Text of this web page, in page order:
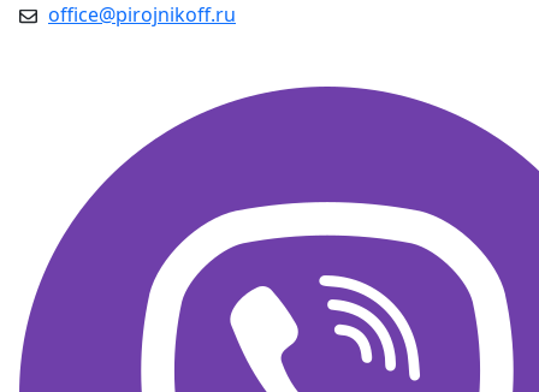
office@pirojnikoff.ru